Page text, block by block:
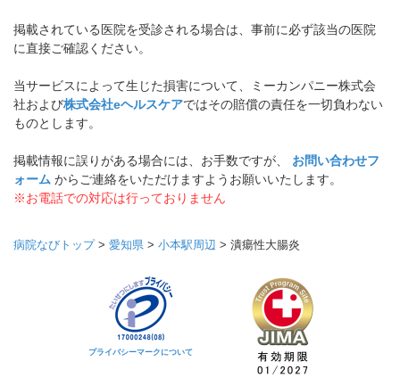
掲載されている医院を受診される場合は、事前に必ず該当の医院
に直接ご確認ください。
当サービスによって生じた損害について、ミーカンパニー株式会
社および株式会社eヘルスケアではその賠償の責任を一切負わない
ものとします。
掲載情報に誤りがある場合には、お手数ですが、 お問い合わせフ
ォーム からご連絡をいただけますようお願いいたします。
※お電話での対応は行っておりません
病院なびトップ> 愛知県 > 小本駅周辺 > 潰瘍性大腸炎
プライバシーマークについて